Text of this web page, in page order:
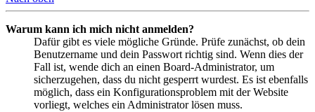
Warum kann ich mich nicht anmelden?
Dafür gibt es viele mögliche Gründe. Prüfe zunächst, ob dein
Benutzername und dein Passwort richtig sind. Wenn dies der
Fall ist, wende dich an einen Board-Administrator, um
sicherzugehen, dass du nicht gesperrt wurdest. Es ist ebenfalls
möglich, dass ein Konfigurationsproblem mit der Website
vorliegt, welches ein Administrator lösen muss.